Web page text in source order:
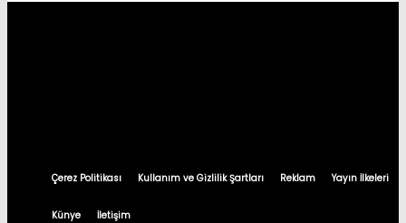
Çerez Politikası Kullanım ve Gizlilik Şartları Reklam Yayın İlkeleri
Künye İletişim